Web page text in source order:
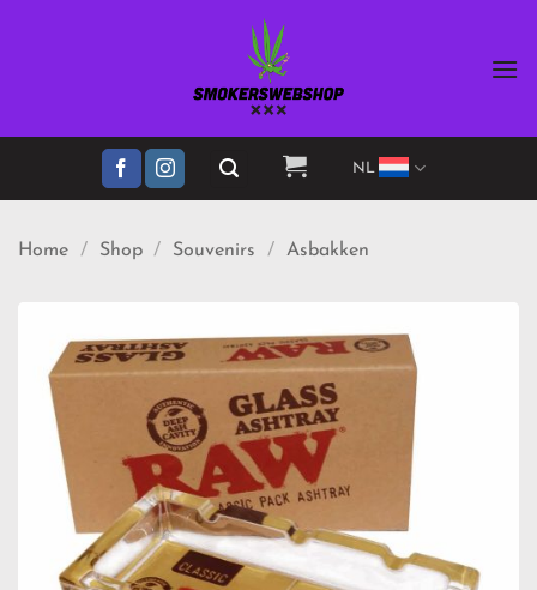
NL
Home / Shop / Souvenirs / Asbakken